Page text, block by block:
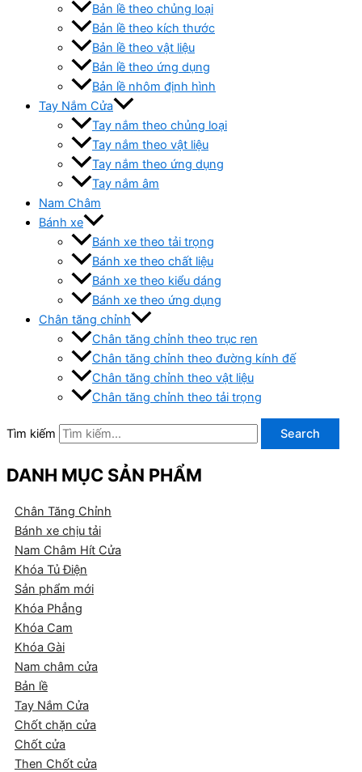
Bản lề theo chủng loại
Bản lề theo kích thước
Bản lề theo vật liệu
Bản lề theo ứng dụng
Bản lề nhôm định hình
Tay Nắm Cửa
Tay nắm theo chủng loại
Tay nắm theo vật liệu
Tay nắm theo ứng dụng
Tay nắm âm
Nam Châm
Bánh xe
Bánh xe theo tải trọng
Bánh xe theo chất liệu
Bánh xe theo kiểu dáng
Bánh xe theo ứng dụng
Chân tăng chỉnh
Chân tăng chỉnh theo trục ren
Chân tăng chỉnh theo đường kính đế
Chân tăng chỉnh theo vật liệu
Chân tăng chỉnh theo tải trọng
Tìm kiếm Search
DANH MỤC SẢN PHẨM
Chân Tăng Chỉnh
Bánh xe chịu tải
Nam Châm Hít Cửa
Khóa Tủ Điện
Sản phẩm mới
Khóa Phẳng
Khóa Cam
Khóa Gài
Nam châm cửa
Bản lề
Tay Nắm Cửa
Chốt chặn cửa
Chốt cửa
Then Chốt cửa